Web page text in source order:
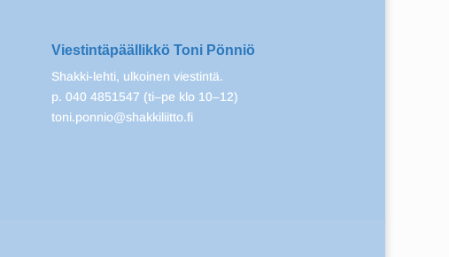
Viestintäpäällikkö Toni Pönniö
Shakki-lehti, ulkoinen viestintä.
p. 040 4851547 (ti–pe klo 10–12)
toni.ponnio@shakkiliitto.fi